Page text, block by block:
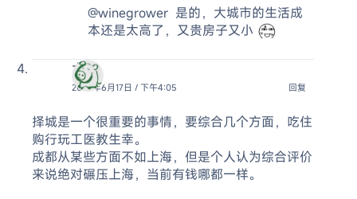
@winegrower 是的，大城市的生活成
本还是太高了，又贵房子又小
大猪
2026年6月17日 / 下午4:05 回复
择城是一个很重要的事情，要综合几个方面，吃住
购行玩工医教生幸。
成都从某些方面不如上海，但是个人认为综合评价
来说绝对碾压上海，当前有钱哪都一样。